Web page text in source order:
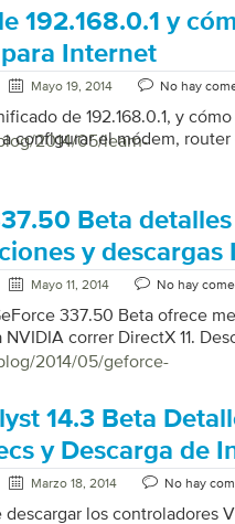
2014/05/learn-
192.168.0.1 y
Internet
Mayo 19, 2014 No hay
de 192.168.0.1, y
configurar el módem, router
2014/05/geforce-
Beta
y
Mayo 11, 2014 No hay
337.50 Beta ofrece
correr DirectX 11.
14.3 Beta
y Descarga de
Marzo 18, 2014 No hay
los controladores